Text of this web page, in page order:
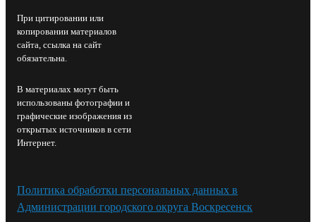
При цитировании или
копировании материалов
сайта, ссылка на сайт
обязательна.
В материалах могут быть
использованы фотографии и
графические изображения из
открытых источников в сети
Интернет.
Политика обработки персональных данных в
Администрации городского округа Воскресенск